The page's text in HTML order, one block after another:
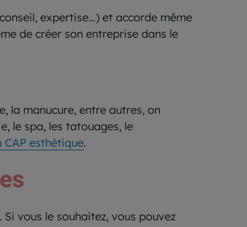
expertise…) et accorde même
de créer son entreprise dans le
la manucure, entre autres, on
le spa, les tatouages, le
esthétique.
. Si vous le souhaitez, vous pouvez